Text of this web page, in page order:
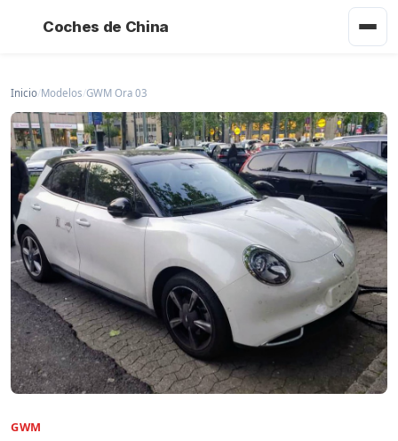
Coches de China
Inicio/Modelos/GWM Ora 03
GWM